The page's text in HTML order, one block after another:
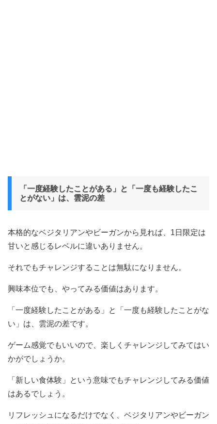
「一度経験したことがある」と「一度も経験したこ
とがない」は、雲泥の差
本格的なベジタリアンやビーガンから見れば、1日限定は
甘いと感じるレベルに違いありません。
それでもチャレンジすることは無駄になりません。
興味本位でも、やってみる価値はあります。
「一度経験したことがある」と「一度も経験したことがな
い」は、雲泥の差です。
ゲーム感覚でもいいので、楽しくチャレンジしてみてはい
かがでしょうか。
「新しい食体験」という意味でもチャレンジしてみる価値
はあるでしょう。
リフレッシュになるだけでなく、ベジタリアンやビーガン